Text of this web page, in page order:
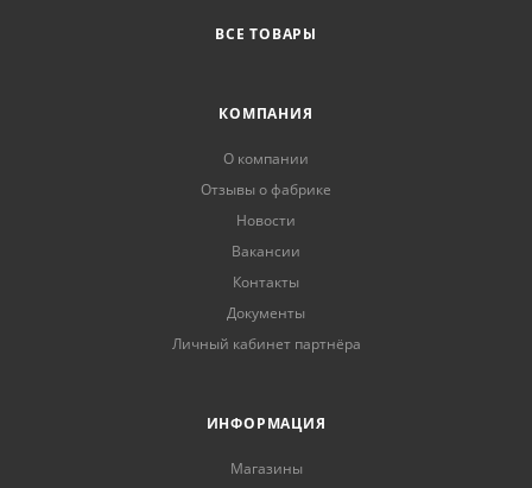
ВСЕ ТОВАРЫ
КОМПАНИЯ
О компании
Отзывы о фабрике
Новости
Вакансии
Контакты
Документы
Личный кабинет партнёра
ИНФОРМАЦИЯ
Магазины